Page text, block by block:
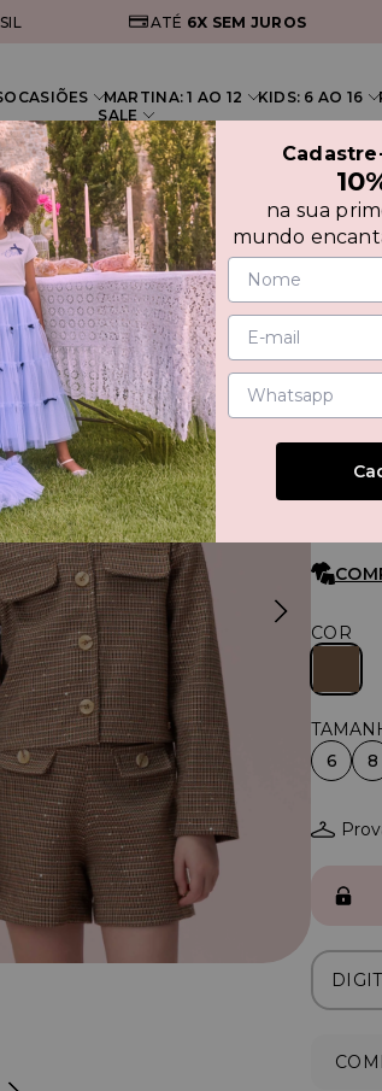
ATÉ 6X SEM JUROS
OCASIÕES MARTINA: 1 AO 12 KIDS: 6 AO 16
SALE
COR
6 8
na sua
mundo